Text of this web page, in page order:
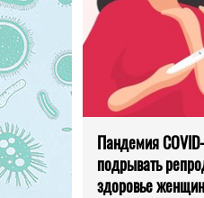
Пандемия
подрывать
здоровье женщин